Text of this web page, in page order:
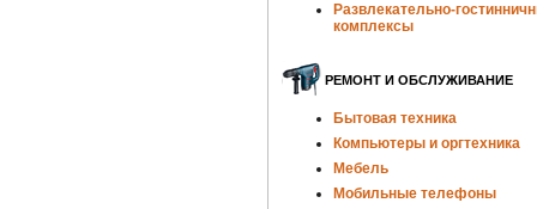
Развлекательно-
комплексы
РЕМОНТ И ОБСЛУЖИВАНИЕ
Бытовая техника
Компьютеры и оргтехника
Мебель
Мобильные телефоны